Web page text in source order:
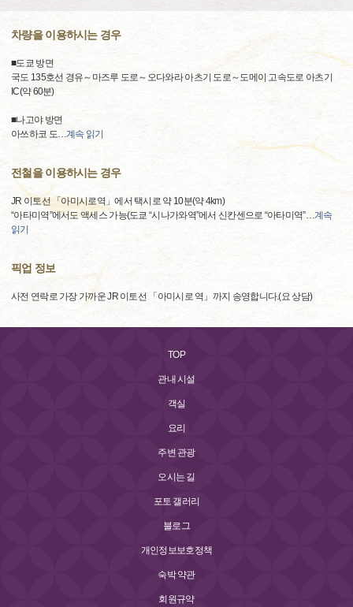
차량을 이용하시는 경우
■도쿄 방면
국도 135호선 경유～마즈루 도로～오다와라 아츠기 도로～도메이 고속도로 아츠기
IC(약 60분)
■나고야 방면
아쓰하코 도…계속 읽기
전철을 이용하시는 경우
JR 이토선 「아미시로역」에서 택시로 약 10분(약 4km)
“아타미역”에서도 액세스 가능(도쿄 “시나가와역”에서 신칸센으로 “아타미역”…계속
읽기
픽업 정보
사전 연락로 가장 가까운 JR 이토선 「아미시로 역」까지 송영합니다.(요 상담)
TOP
관내 시설
객실
요리
주변 관광
오시는 길
포토 갤러리
블로그
개인정보보호정책
숙박 약관
회원규약